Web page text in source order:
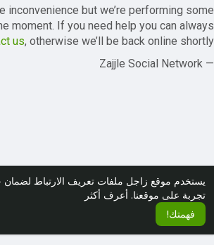
يستخدم موقع زاجل ملفات تعريف الارتباط
تجربة على موقعنا. أعرف أكثر
فهمتك!
inconvenience but we’re performing some
moment. If you need help you can always
us, otherwise we’ll be back online shortly!
— Zajjle Social Network